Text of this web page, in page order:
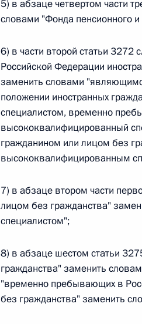
О внесении изменений в
процессуального кодекса
Федеральный закон от
О внесении изменений в статью
и признании утратившим силу
изменений в Федеральный закон
26 июля 2026 года
Федеральный закон от
26 июля 2026 года
5) в абзаце четвертом части
словами "Фонда пенсионного и
6) в части второй статьи
Российской Федерации
заменить словами
положении иностранных
специалистом, временно
высококвалифицированный
гражданином или лицом без
высококвалифицированным
7) в абзаце втором части
лицом без гражданства"
специалистом";
8) в абзаце шестом статьи
гражданства" заменить
"временно пребывающих в
без гражданства" заменить